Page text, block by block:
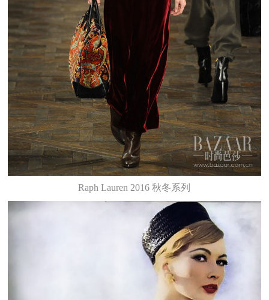
Raph Lauren 2016 秋冬系列